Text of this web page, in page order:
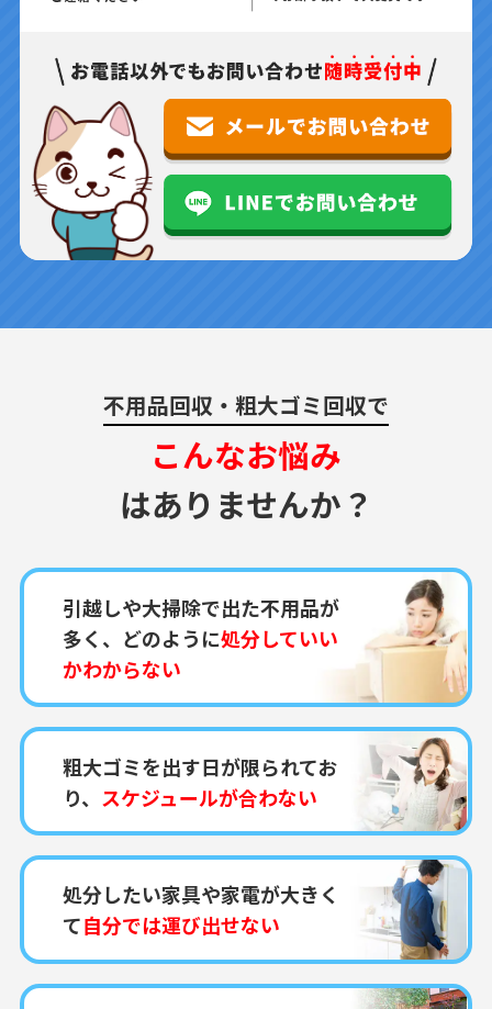
不用品回収・粗大ゴミ回収で
こんなお悩み
はありませんか？
引越しや大掃除で出た不用品が
多く、どのように処分していい
かわからない
粗大ゴミを出す日が限られてお
り、 スケジュールが合わない
処分したい家具や家電が大きく
て自分では運び出せない